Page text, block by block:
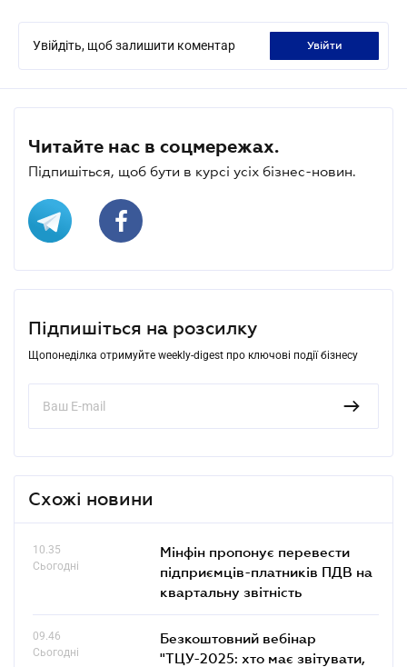
Увійдіть, щоб залишити коментар увійти
Читайте нас в соцмережах.
Підпишіться, щоб бути в курсі усіх бізнес-новин.
Підпишіться на розсилку
Щопонеділка отримуйте weekly-digest про ключові події бізнесу
Схожі новини
10.35
Сьогодні
Мінфін пропонує перевести
підприємців-платників ПДВ на
квартальну звітність
09.46
Сьогодні
Безкоштовний вебінар
"ТЦУ-2025: хто має звітувати,